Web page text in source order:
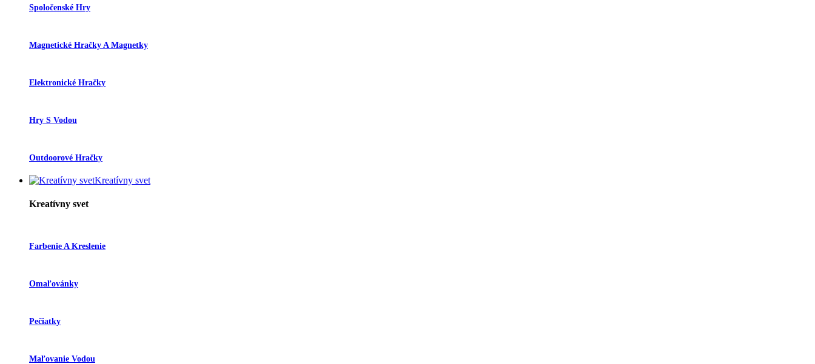
Spoločenské Hry
Magnetické Hračky A Magnetky
Elektronické Hračky
Hry S Vodou
Outdoorové Hračky
Kreatívny svet
Kreatívny svet
Farbenie A Kreslenie
Omaľovánky
Pečiatky
Maľovanie Vodou